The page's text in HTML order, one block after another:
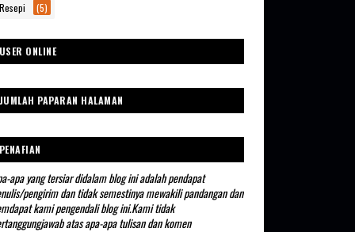
Resepi (5)
USER ONLINE
JUMLAH PAPARAN HALAMAN
PENAFIAN
apa yang tersiar didalam blog ini adalah pendapat
pengirim dan tidak semestinya mewakili pandangan dan
kami pengendali blog ini.Kami tidak
atas apa-apa tulisan dan komen